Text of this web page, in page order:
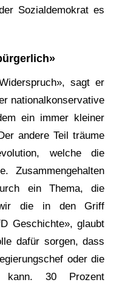
Sozialdemokrat es
sagt er
nationalkonservative
ein immer kleiner
andere Teil träume
welche die
Zusammengehalten
ein Thema, die
wir die in den Griff
Geschichte», glaubt
dafür sorgen, dass
oder die
kann. 30 Prozent